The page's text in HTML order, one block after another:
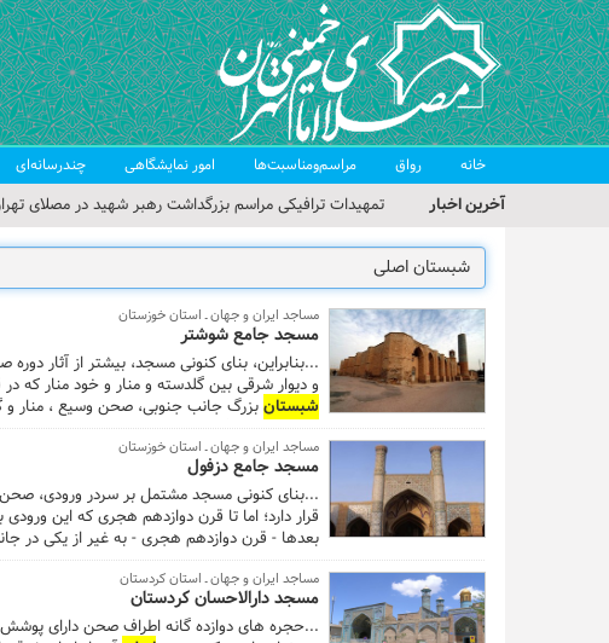
خانه رواق مراسم‌ومناسبت‌ها امور نمایشگاهی چندرسانه‌ای
آخرین اخبار
تمهیدات ترافیکی مراسم بزرگداشت رهبر شهید در مصلای
حجت‌الاسلام حاج علی‌اکبری؛ خطیب این هفته نماز جمعه
مراسم بزرگداشت امام مجاهد شهید در مصلای تهران از سوی
گزارش تصویری| مراسم نماز بر پیکر امام شهید انقلاب اسلامی
گزارش تصویری| مراسم بزرگداشت آقای شهید ایران
مساجد ایران و جهان ـ استان خوزستان
مسجد جامع شوشتر
...بنابراین، بنای کنونی مسجد، بیشتر از آثار
و دیوار شرقی بین گلدسته و منار و خود منار
شبستانبزرگ جانب جنوبی، صحن وسیع ،
پوشش طاق و
جنوبیشبستان، محرابی با گچبری های به شیوه
مربوط به دوره صفویه هستند . ...
مساجد ایران و جهان ـ استان خوزستان
مسجد جامع دزفول
...بنای کنونی مسجد مشتمل بر سردر ورودی، صحن
قرار دارد؛ اما تا قرن دوازدهم هجری که این ورودی
بعدها - قرن دوازدهم هجری - به غیر از یکی در
مقابل، دارای ایوان نما و طاقنماها و دهنه
عرضی به ابعاد ۸۰/۹×۷متر است. ...
مساجد ایران و جهان ـ استان کردستان
مسجد دارالاحسان کردستان
...حجره های دوازده گانه اطراف صحن دارای